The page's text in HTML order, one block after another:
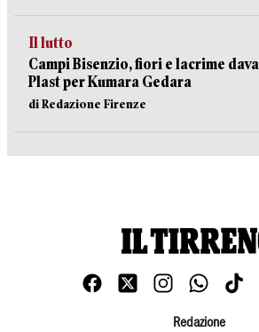
Il lutto
Campi Bisenzio, fiori e lacrime
Plast per Kumara Gedara
di Redazione Firenze
Redazione